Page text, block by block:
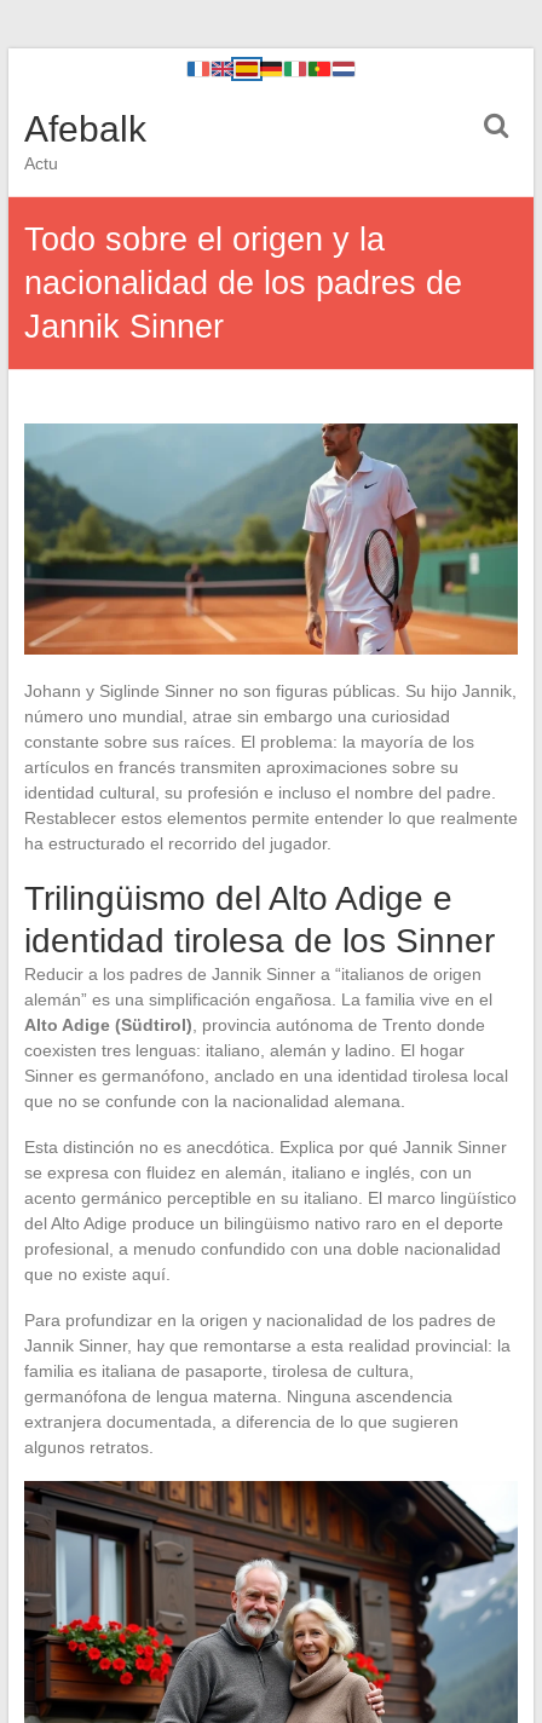
Afebalk
Actu
Todo sobre el origen y la
nacionalidad de los padres de
Jannik Sinner
Johann y Siglinde Sinner no son figuras públicas. Su hijo Jannik,
número uno mundial, atrae sin embargo una curiosidad
constante sobre sus raíces. El problema: la mayoría de los
artículos en francés transmiten aproximaciones sobre su
identidad cultural, su profesión e incluso el nombre del padre.
Restablecer estos elementos permite entender lo que realmente
ha estructurado el recorrido del jugador.
Trilingüismo del Alto Adige e
identidad tirolesa de los Sinner
Reducir a los padres de Jannik Sinner a “italianos de origen
alemán” es una simplificación engañosa. La familia vive en el
Alto Adige (Südtirol) , provincia autónoma de Trento donde
coexisten tres lenguas: italiano, alemán y ladino. El hogar
Sinner es germanófono, anclado en una identidad tirolesa local
que no se confunde con la nacionalidad alemana.
Esta distinción no es anecdótica. Explica por qué Jannik Sinner
se expresa con fluidez en alemán, italiano e inglés, con un
acento germánico perceptible en su italiano. El marco lingüístico
del Alto Adige produce un bilingüismo nativo raro en el deporte
profesional, a menudo confundido con una doble nacionalidad
que no existe aquí.
Para profundizar en la origen y nacionalidad de los padres de
Jannik Sinner, hay que remontarse a esta realidad provincial: la
familia es italiana de pasaporte, tirolesa de cultura,
germanófona de lengua materna. Ninguna ascendencia
extranjera documentada, a diferencia de lo que sugieren
algunos retratos.